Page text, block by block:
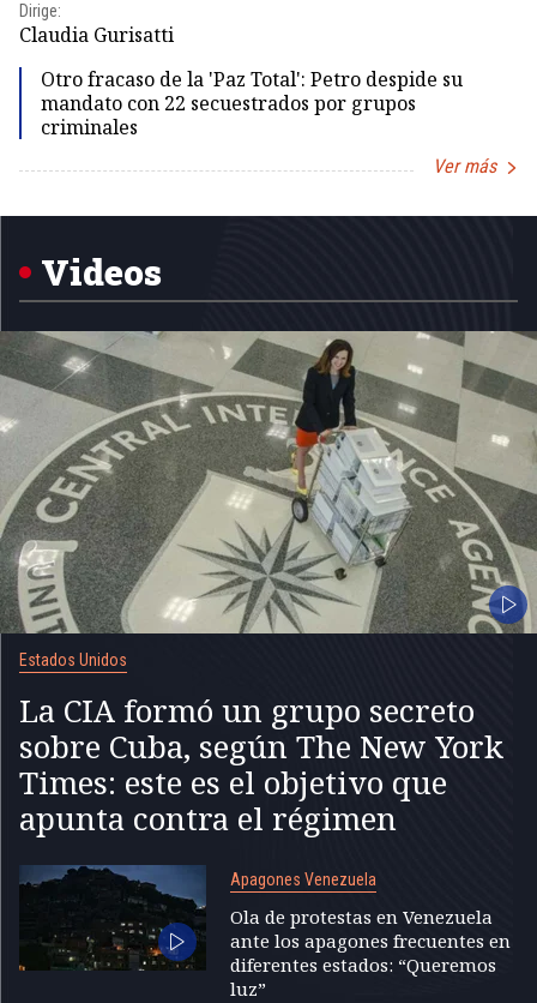
Dirige:
Claudia Gurisatti
Otro fracaso de la 'Paz Total': Petro despide su
mandato con 22 secuestrados por grupos
criminales
Ver más
1
Videos
Estados Unidos
La CIA formó un grupo secreto
sobre Cuba, según The New York
Times: este es el objetivo que
apunta contra el régimen
Apagones Venezuela
Ola de protestas en Venezuela
ante los apagones frecuentes en
diferentes estados: “Queremos
luz”